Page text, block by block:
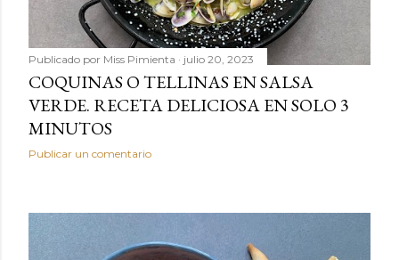
Publicado por Miss Pimienta julio 20, 2023
COQUINAS O TELLINAS EN SALSA
VERDE. RECETA DELICIOSA EN SOLO 3
MINUTOS
Publicar un comentario